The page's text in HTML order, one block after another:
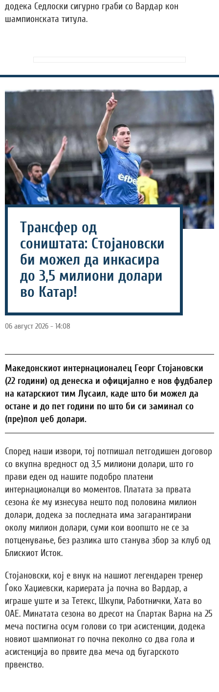
додека Седлоски сигурно граби со Вардар кон
шампионската титула.
Трансфер од
соништата: Стојановски
би можел да инкасира
до 3,5 милиони долари
во Катар!
06 август 2026 - 14:08
Македонскиот интернационалец Георг Стојановски
(22 години) од денеска и официјално е нов фудбалер
на катарскиот тим Лусаил, каде што би можел да
остане и до пет години по што би си заминал со
(пре)пол џеб долари.
Според наши извори, тој потпишал петгодишен договор
со вкупна вредност од 3,5 милиони долари, што го
прави еден од нашите подобро платени
интернационалци во моментов. Платата за првата
сезона ќе му изнесува нешто под половина милион
долари, додека за последната има загарантирани
околу милион долари, суми кои воопшто не се за
потценување, без разлика што станува збор за клуб од
Блискиот Исток.
Стојановски, кој е внук на нашиот легендарен тренер
Ѓоко Хаџиевски, кариерата ја почна во Вардар, а
играше уште и за Тетекс, Шкупи, Работнички, Хата во
ОАЕ. Минатата сезона во дресот на Спартак Варна на 25
меча постигна осум голови со три асистенции, додека
новиот шампионат го почна пеколно со два гола и
асистенција во првите два меча од бугарското
првенство.